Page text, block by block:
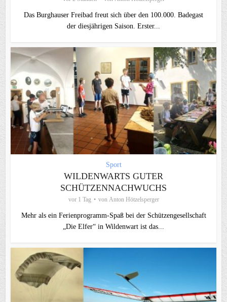
Das Burghauser Freibad freut sich über den 100.000. Badegast
der diesjährigen Saison. Erster...
Sport
WILDENWARTS GUTER
SCHÜTZENNACHWUCHS
vor 1 Tag von Anton Hötzelsperger
Mehr als ein Ferienprogramm-Spaß bei der Schützengesellschaft
„Die Elfer“ in Wildenwart ist das...